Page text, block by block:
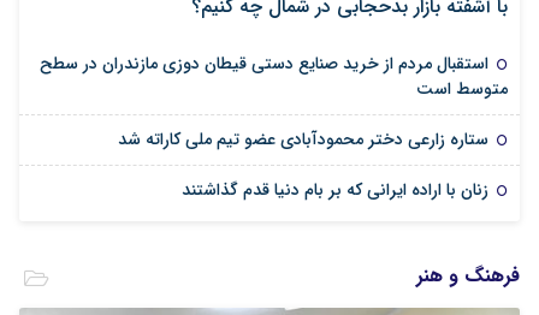
با آشفته بازار بدحجابی در شمال چه کنیم؟
استقبال مردم از خرید صنایع دستی قیطان دوزی مازندران در سطح
متوسط است
ستاره زارعی دختر محمودآبادی عضو تیم ملی کاراته شد
زنان با اراده ایرانی که بر بام دنیا قدم گذاشتند
فرهنگ و هنر